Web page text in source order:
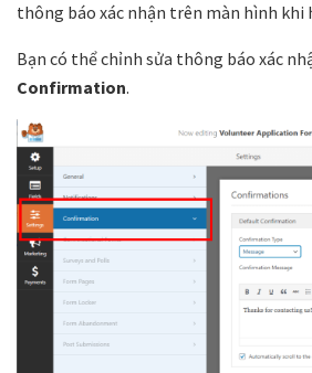
thông báo xác nhận trên màn hình khi
Bạn có thể chỉnh sửa thông báo xác
Confirmation.